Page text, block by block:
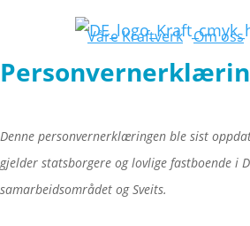
Våre Kraftverk Om oss
Denne personvernerklæringen ble sist
gjelder statsborgere og lovlige fastboende i
samarbeidsområdet og Sveits.